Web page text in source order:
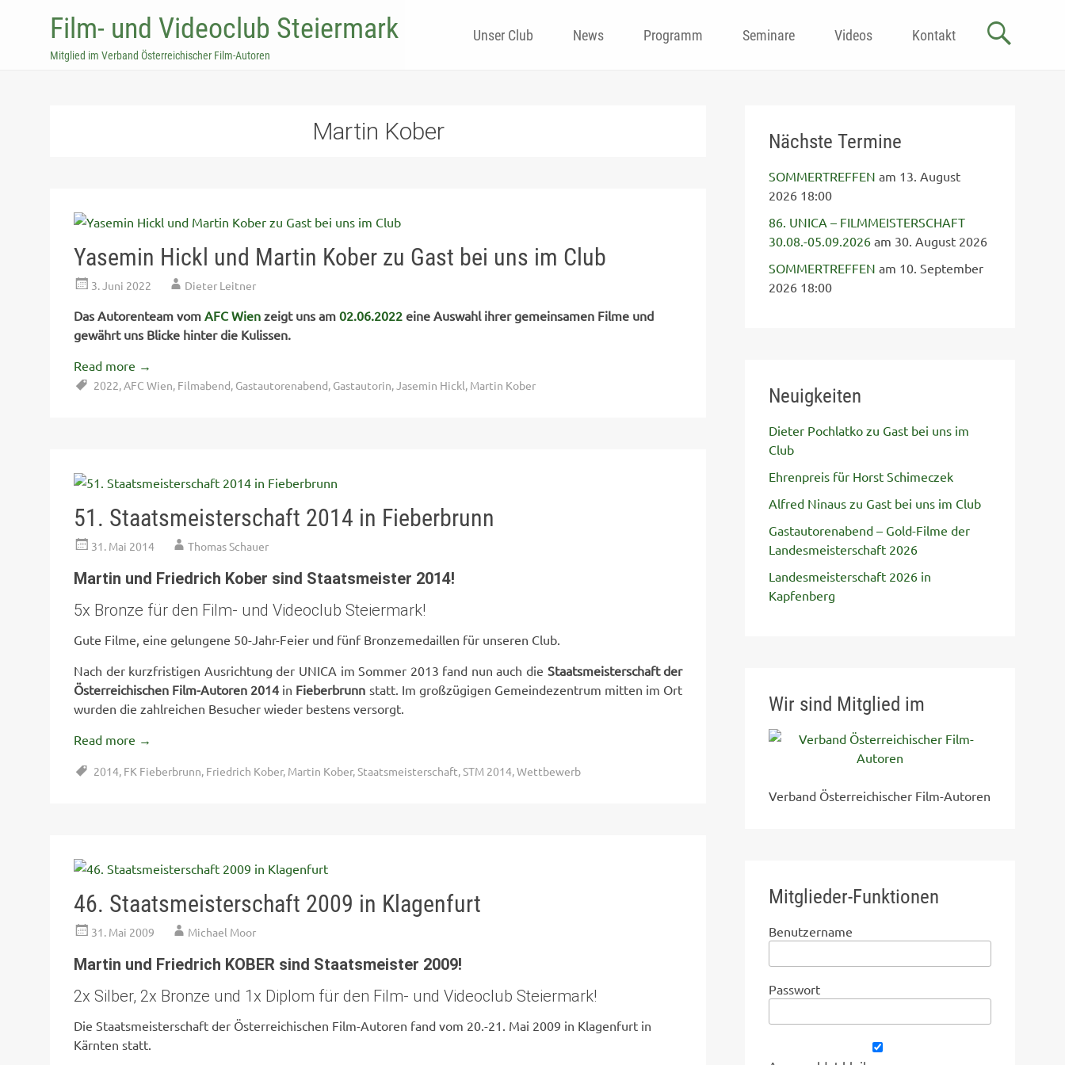
Film- und Videoclub Steiermark
Mitglied im Verband Österreichischer Film-Autoren
to
Unser Club News Programm Seminare Videos Kontakt
Martin Kober
Yasemin Hickl und Martin Kober zu Gast bei uns im Club
3. Juni 2022 Dieter Leitner
Das Autorenteam vom AFC Wien zeigt uns am 02.06.2022 eine Auswahl ihrer gemeinsamen Filme und
gewährt uns Blicke hinter die Kulissen.
Read more →
2022,AFC Wien, Filmabend, Gastautorenabend, Gastautorin,Jasemin Hickl, Martin Kober
51. Staatsmeisterschaft 2014 in Fieberbrunn
31. Mai 2014 Thomas Schauer
Martin und Friedrich Kober sind Staatsmeister 2014!
5x Bronze für den Film- und Videoclub Steiermark!
Gute Filme, eine gelungene 50-Jahr-Feier und fünf Bronzemedaillen für unseren Club.
Nach der kurzfristigen Ausrichtung der UNICA im Sommer 2013 fand nun auch die Staatsmeisterschaft der
Österreichischen Film-Autoren 2014 in Fieberbrunn statt. Im großzügigen Gemeindezentrum mitten im Ort
wurden die zahlreichen Besucher wieder bestens versorgt.
Read more →
2014, FK Fieberbrunn, Friedrich Kober, Martin Kober,Staatsmeisterschaft,STM 2014,Wettbewerb
46. Staatsmeisterschaft 2009 in Klagenfurt
31. Mai 2009 Michael Moor
Martin und Friedrich KOBER sind Staatsmeister 2009!
2x Silber, 2x Bronze und 1x Diplom für den Film- und Videoclub Steiermark!
Die Staatsmeisterschaft der Österreichischen Film-Autoren fand vom 20.-21. Mai 2009 in Klagenfurt in
Kärnten statt.
Nächste Termine
SOMMERTREFFEN am 13. August
2026 18:00
86. UNICA – FILMMEISTERSCHAFT
30.08.-05.09.2026am 30. August 2026
SOMMERTREFFEN am 10. September
2026 18:00
Neuigkeiten
Dieter Pochlatko zu Gast bei uns im
Club
Ehrenpreis für Horst Schimeczek
Alfred Ninaus zu Gast bei uns im Club
Gastautorenabend – Gold-Filme der
Landesmeisterschaft 2026
Landesmeisterschaft 2026 in
Kapfenberg
Wir sind Mitglied im
Verband Österreichischer Film-Autoren
Mitglieder-Funktionen
Benutzername
Passwort